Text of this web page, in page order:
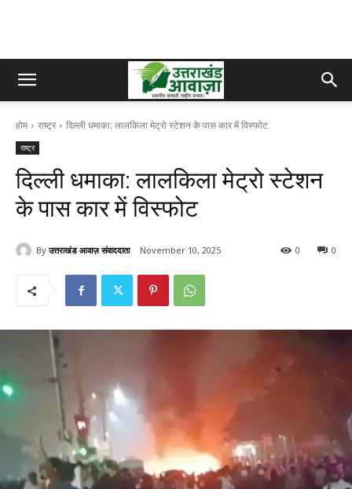
होम राष्ट्र दिल्ली धमाका: लालकिला मेट्रो स्टेशन के पास कार में विस्फोट
राष्ट्र
दिल्ली धमाका: लालकिला मेट्रो स्टेशन
के पास कार में विस्फोट
By उत्तराखंड आवाज़ संवाददाता November 10, 2025 0
0